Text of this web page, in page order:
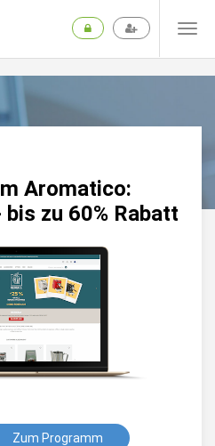
Aromatico:
bis zu 60% Rabatt
Zum Programm